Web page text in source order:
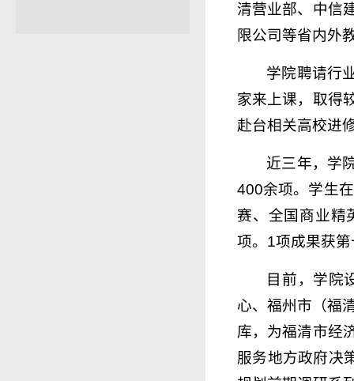
清营业部、中信
限公司等省内外
学院聘请行
家来上课，取得
赴台相关高校进
近三年，学
400余项。学生
赛、全国商业精
项。1项成果获第
目前，学院
心、福州市（福
库，为福清市经
服务地方政府决